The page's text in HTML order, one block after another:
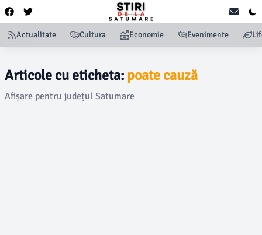
Actualitate Cultura Economie Evenimente
Articole cu eticheta: poate cauză
Afișare pentru județul Satumare